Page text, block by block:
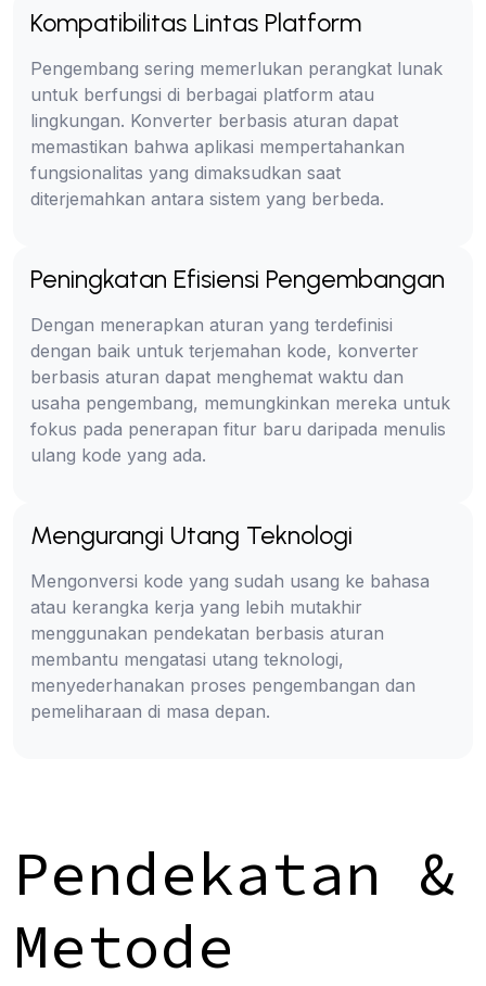
Kompatibilitas Lintas Platform
Pengembang sering memerlukan perangkat lunak
untuk berfungsi di berbagai platform atau
lingkungan. Konverter berbasis aturan dapat
memastikan bahwa aplikasi mempertahankan
fungsionalitas yang dimaksudkan saat
diterjemahkan antara sistem yang berbeda.
Peningkatan Efisiensi Pengembangan
Dengan menerapkan aturan yang terdefinisi
dengan baik untuk terjemahan kode, konverter
berbasis aturan dapat menghemat waktu dan
usaha pengembang, memungkinkan mereka untuk
fokus pada penerapan fitur baru daripada menulis
ulang kode yang ada.
Mengurangi Utang Teknologi
Mengonversi kode yang sudah usang ke bahasa
atau kerangka kerja yang lebih mutakhir
menggunakan pendekatan berbasis aturan
membantu mengatasi utang teknologi,
menyederhanakan proses pengembangan dan
pemeliharaan di masa depan.
Pendekatan &
Metode